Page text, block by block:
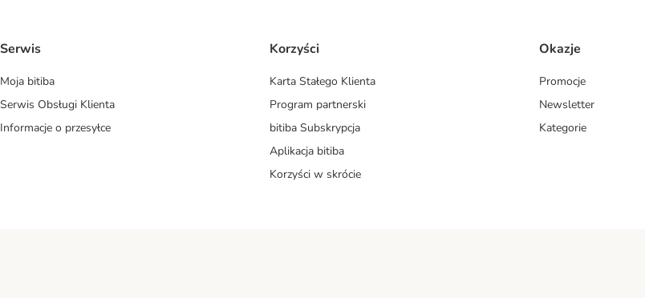
Serwis
Moja bitiba
Serwis Obsługi Klienta
Informacje o przesyłce
Korzyści
Karta Stałego Klienta
Program partnerski
bitiba Subskrypcja
Aplikacja bitiba
Korzyści w skrócie
Okazje
Promocje
Newsletter
Kategorie